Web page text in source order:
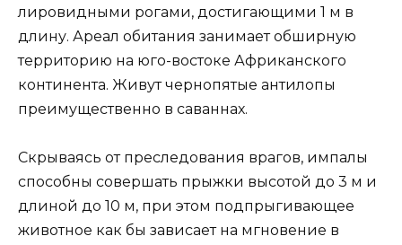
лировидными рогами, достигающими 1 м в
длину. Ареал обитания занимает обширную
территорию на юго-востоке Африканского
континента. Живут чернопятые антилопы
преимущественно в саваннах.
Скрываясь от преследования врагов, импалы
способны совершать прыжки высотой до 3 м и
длиной до 10 м, при этом подпрыгивающее
животное как бы зависает на мгновение в